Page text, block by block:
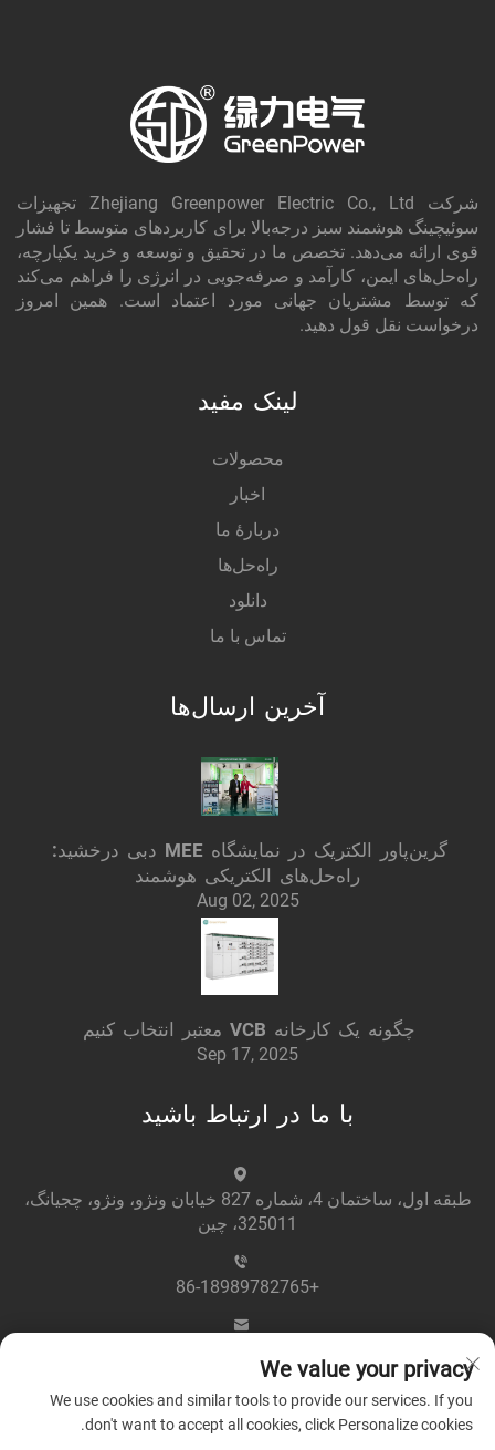
شرکت Zhejiang Greenpower Electric Co., Ltd تجهیزات
سوئیچینگ هوشمند سبز درجه‌بالا برای کاربردهای متوسط تا فشار
قوی ارائه می‌دهد. تخصص ما در تحقیق و توسعه و خرید یکپارچه،
راه‌حل‌های ایمن، کارآمد و صرفه‌جویی در انرژی را فراهم می‌کند
که توسط مشتریان جهانی مورد اعتماد است. همین امروز
درخواست نقل قول دهید.
لینک مفید
محصولات
اخبار
دربارهٔ ما
راه‌حل‌ها
دانلود
تماس با ما
آخرین ارسال‌ها
گرین‌پاور الکتریک در نمایشگاه MEE دبی درخشید:
راه‌حل‌های الکتریکی هوشمند
Aug 02, 2025
چگونه یک کارخانه VCB معتبر انتخاب کنیم
Sep 17, 2025
با ما در ارتباط باشید
طبقه اول، ساختمان 4، شماره 827 خیابان ونژو، ونژو، چجیانگ،
325011، چین
+86-18989782765
We value your privacy
We use cookies and similar tools to provide our services. If you
don't want to accept all cookies, click Personalize cookies.